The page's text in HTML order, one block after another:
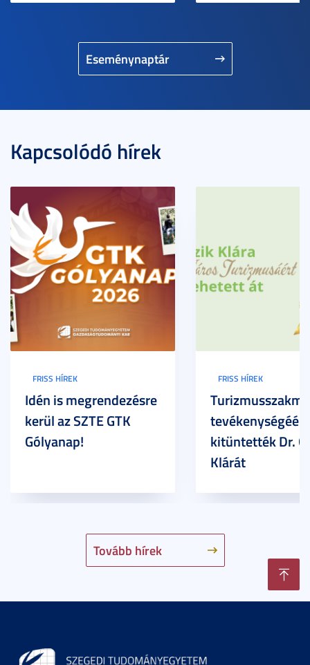
Eseménynaptár
Kapcsolódó hírek
Tovább hírek
FRISS HÍREK
Idén is megrendezésre
kerül az SZTE GTK
Gólyanap!
FRISS HÍREK
tevékenységéért
kitüntették Dr.
Klárát